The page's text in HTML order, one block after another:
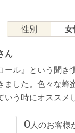
性別 女
ん
ール』という聞
ました。色々な蜂
いう時にオススメ
0人のお客様